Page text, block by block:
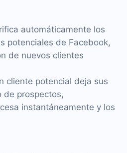
automáticamente los
potenciales de Facebook,
de nuevos clientes
cliente potencial deja sus
de prospectos,
instantáneamente y los